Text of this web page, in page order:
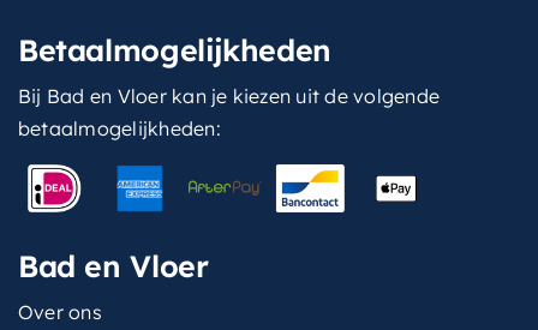
Betaalmogelijkheden
Bij Bad en Vloer kan je kiezen uit de volgende
betaalmogelijkheden:
Bad en Vloer
Over ons